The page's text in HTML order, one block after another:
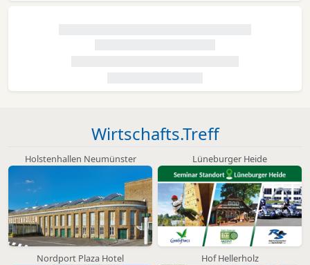
Wirtschafts.Treff
Holstenhallen Neumünster Lüneburger Heide
Nordport Plaza Hotel Hof Hellerholz